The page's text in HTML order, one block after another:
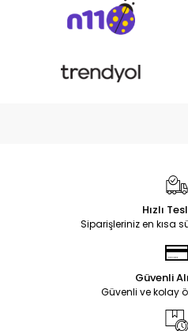
Hızlı
Siparişleriniz en kısa
Güvenli
Güvenli ve kolay